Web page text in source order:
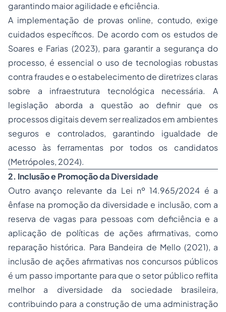
garantindo maior agilidade e eficiência.
A implementação de provas online, contudo, exige
cuidados específicos. De acordo com os estudos de
Soares e Farias (2023), para garantir a segurança do
processo, é essencial o uso de tecnologias robustas
contra fraudes e o estabelecimento de diretrizes claras
sobre a infraestrutura tecnológica necessária. A
legislação aborda a questão ao definir que os
processos digitais devem ser realizados em ambientes
seguros e controlados, garantindo igualdade de
acesso às ferramentas por todos os candidatos
(Metrópoles, 2024).
2. Inclusão e Promoção da Diversidade
Outro avanço relevante da Lei nº 14.965/2024 é a
ênfase na promoção da diversidade e inclusão, com a
reserva de vagas para pessoas com deficiência e a
aplicação de políticas de ações afirmativas, como
reparação histórica. Para Bandeira de Mello (2021), a
inclusão de ações afirmativas nos concursos públicos
é um passo importante para que o setor público reflita
melhor a diversidade da sociedade brasileira,
contribuindo para a construção de uma administração